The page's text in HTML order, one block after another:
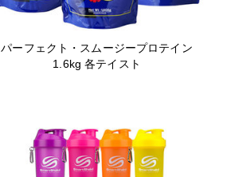
パーフェクト・スムージープロテイン
1.6kg 各テイスト